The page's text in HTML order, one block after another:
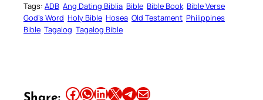
Tags: ADB Ang Dating Biblia Bible Bible Book Bible Verse
God’s Word Holy Bible Hosea Old Testament Philippines
Bible Tagalog Tagalog Bible
Share this article on Facebook Share this article on WhatsApp Share this article on LinkedIn Share this article on X Share this article on TelegramEmail this Article